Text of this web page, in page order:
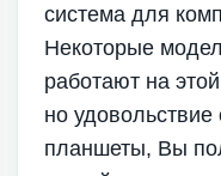
система для
Некоторые
работают на
но удовольствие
планшеты, Вы